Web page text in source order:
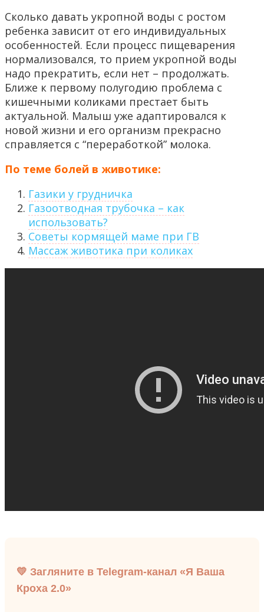
Сколько давать укропной воды с ростом
ребенка зависит от его индивидуальных
особенностей. Если процесс пищеварения
нормализовался, то прием укропной воды
надо прекратить, если нет – продолжать.
Ближе к первому полугодию проблема с
кишечными коликами престает быть
актуальной. Малыш уже адаптировался к
новой жизни и его организм прекрасно
справляется с “переработкой” молока.
По теме болей в животике:
Газики у грудничка
Газоотводная трубочка – как
использовать?
Советы кормящей маме при ГВ
Массаж животика при коликах
💛 Загляните в Telegram-канал «Я Ваша
Кроха 2.0»